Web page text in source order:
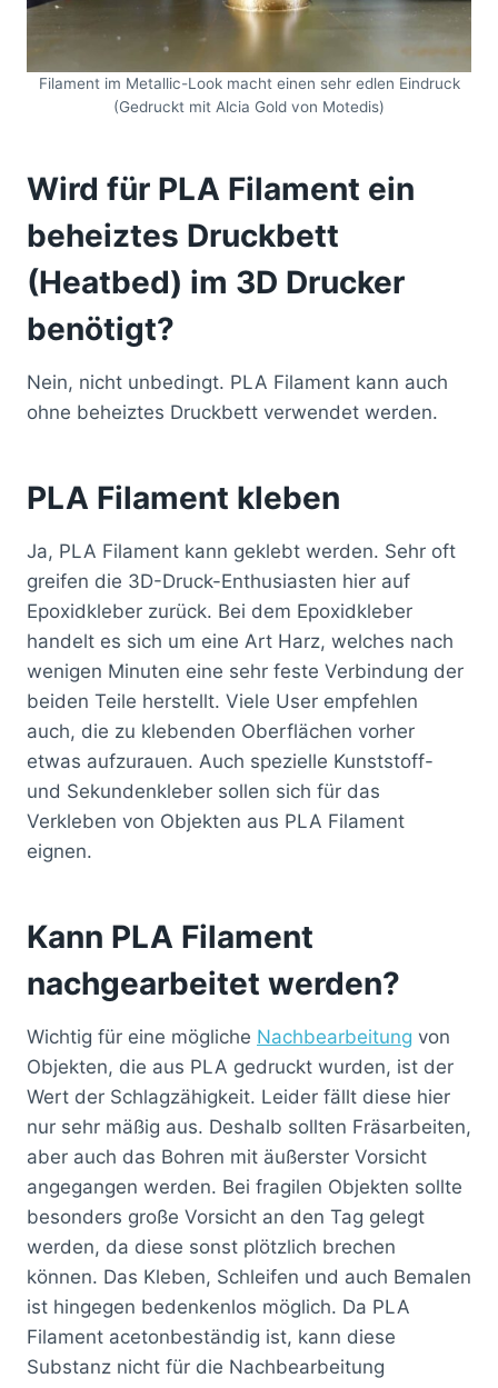
Filament im Metallic-Look macht einen sehr edlen Eindruck
(Gedruckt mit Alcia Gold von Motedis)
Wird für PLA Filament ein
beheiztes Druckbett
(Heatbed) im 3D Drucker
benötigt?
Nein, nicht unbedingt. PLA Filament kann auch
ohne beheiztes Druckbett verwendet werden.
PLA Filament kleben
Ja, PLA Filament kann geklebt werden. Sehr oft
greifen die 3D-Druck-Enthusiasten hier auf
Epoxidkleber zurück. Bei dem Epoxidkleber
handelt es sich um eine Art Harz, welches nach
wenigen Minuten eine sehr feste Verbindung der
beiden Teile herstellt. Viele User empfehlen
auch, die zu klebenden Oberflächen vorher
etwas aufzurauen. Auch spezielle Kunststoff-
und Sekundenkleber sollen sich für das
Verkleben von Objekten aus PLA Filament
eignen.
Kann PLA Filament
nachgearbeitet werden?
Wichtig für eine mögliche Nachbearbeitung von
Objekten, die aus PLA gedruckt wurden, ist der
Wert der Schlagzähigkeit. Leider fällt diese hier
nur sehr mäßig aus. Deshalb sollten Fräsarbeiten,
aber auch das Bohren mit äußerster Vorsicht
angegangen werden. Bei fragilen Objekten sollte
besonders große Vorsicht an den Tag gelegt
werden, da diese sonst plötzlich brechen
können. Das Kleben, Schleifen und auch Bemalen
ist hingegen bedenkenlos möglich. Da PLA
Filament acetonbeständig ist, kann diese
Substanz nicht für die Nachbearbeitung